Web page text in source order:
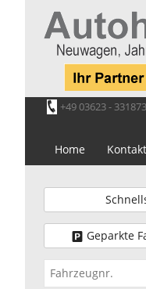
+49 03623 - 331873
Home Kontakt
Geparkte
Fahrzeugnr.